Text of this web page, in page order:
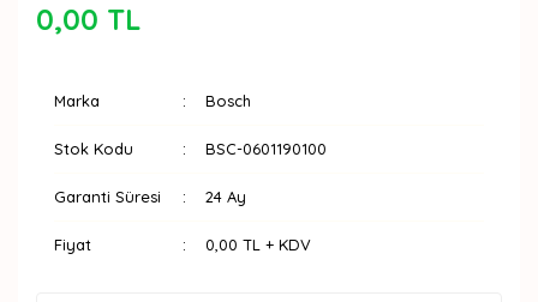
0,00 TL
Marka Bosch
Stok Kodu BSC-0601190100
Garanti Süresi 24 Ay
Fiyat 0,00 TL + KDV